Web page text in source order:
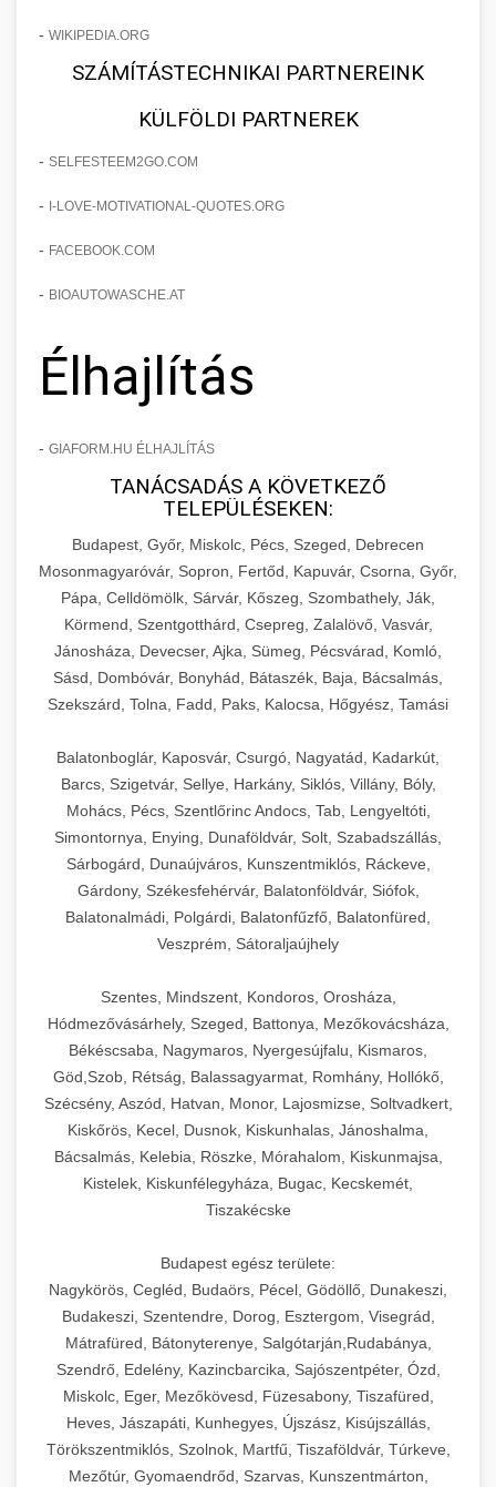
- WIKIPEDIA.ORG
SZÁMÍTÁSTECHNIKAI PARTNEREINK
KÜLFÖLDI PARTNEREK
- SELFESTEEM2GO.COM
- I-LOVE-MOTIVATIONAL-QUOTES.ORG
- FACEBOOK.COM
- BIOAUTOWASCHE.AT
Élhajlítás
- GIAFORM.HU ÉLHAJLÍTÁS
TANÁCSADÁS A KÖVETKEZŐ
TELEPÜLÉSEKEN:
Budapest, Győr, Miskolc, Pécs, Szeged, Debrecen
Mosonmagyaróvár, Sopron, Fertőd, Kapuvár, Csorna, Győr,
Pápa, Celldömölk, Sárvár, Kőszeg, Szombathely, Ják,
Körmend, Szentgotthárd, Csepreg, Zalalövő, Vasvár,
Jánosháza, Devecser, Ajka, Sümeg, Pécsvárad, Komló,
Sásd, Dombóvár, Bonyhád, Bátaszék, Baja, Bácsalmás,
Szekszárd, Tolna, Fadd, Paks, Kalocsa, Hőgyész, Tamási
Balatonboglár, Kaposvár, Csurgó, Nagyatád, Kadarkút,
Barcs, Szigetvár, Sellye, Harkány, Siklós, Villány, Bóly,
Mohács, Pécs, Szentlőrinc Andocs, Tab, Lengyeltóti,
Simontornya, Enying, Dunaföldvár, Solt, Szabadszállás,
Sárbogárd, Dunaújváros, Kunszentmiklós, Ráckeve,
Gárdony, Székesfehérvár, Balatonföldvár, Siófok,
Balatonalmádi, Polgárdi, Balatonfűzfő, Balatonfüred,
Veszprém, Sátoraljaújhely
Szentes, Mindszent, Kondoros, Orosháza,
Hódmezővásárhely, Szeged, Battonya, Mezőkovácsháza,
Békéscsaba, Nagymaros, Nyergesújfalu, Kismaros,
Göd,Szob, Rétság, Balassagyarmat, Romhány, Hollókő,
Szécsény, Aszód, Hatvan, Monor, Lajosmizse, Soltvadkert,
Kiskőrös, Kecel, Dusnok, Kiskunhalas, Jánoshalma,
Bácsalmás, Kelebia, Röszke, Mórahalom, Kiskunmajsa,
Kistelek, Kiskunfélegyháza, Bugac, Kecskemét,
Tiszakécske
Budapest egész területe:
Nagykörös, Cegléd, Budaörs, Pécel, Gödöllő, Dunakeszi,
Budakeszi, Szentendre, Dorog, Esztergom, Visegrád,
Mátrafüred, Bátonyterenye, Salgótarján,Rudabánya,
Szendrő, Edelény, Kazincbarcika, Sajószentpéter, Ózd,
Miskolc, Eger, Mezőkövesd, Füzesabony, Tiszafüred,
Heves, Jászapáti, Kunhegyes, Újszász, Kisújszállás,
Törökszentmiklós, Szolnok, Martfű, Tiszaföldvár, Túrkeve,
Mezőtúr, Gyomaendrőd, Szarvas, Kunszentmárton,